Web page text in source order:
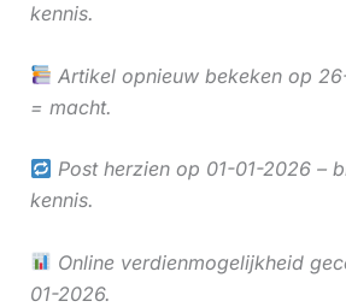
kennis.
Artikel opnieuw bekeken op
= macht.
Post herzien op 01-01-2026 –
kennis.
Online verdienmogelijkheid
01-2026.